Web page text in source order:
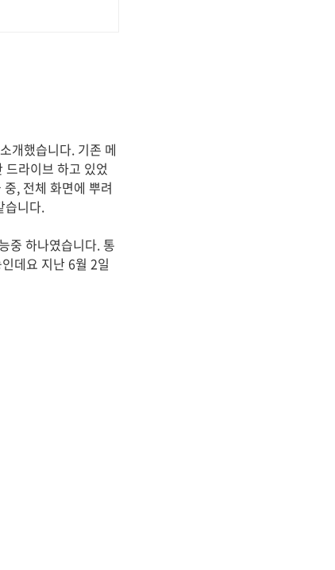
개했습니다. 기존 메
라이브 하고 있었
, 전체 화면에 뿌려
습니다.
중 하나였습니다. 통
데요 지난 6월 2일